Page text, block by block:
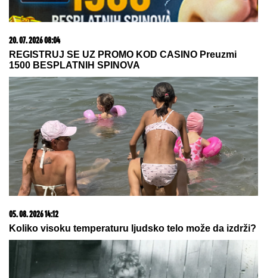
20. 07. 2026 08:04
REGISTRUJ SE UZ PROMO KOD CASINO Preuzmi
1500 BESPLATNIH SPINOVA
05. 08. 2026 14:12
Koliko visoku temperaturu ljudsko telo može da izdrži?